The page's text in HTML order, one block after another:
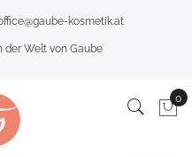
kosmetik.at
der Welt von Gaube